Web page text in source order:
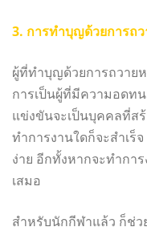
3. การทำบุญด้วยการถ
ผู้ที่ทำบุญด้วยการถวาย
การเป็นผู้ที่มีความอดท
แข่งขันจะเป็นบุคคลที่ส
ทำการงานใดก็จะสำเร็
ง่าย อีกทั้งหากจะทำก
เสมอ
สำหรับนักกีฬาแล้ว ก็ช่ว